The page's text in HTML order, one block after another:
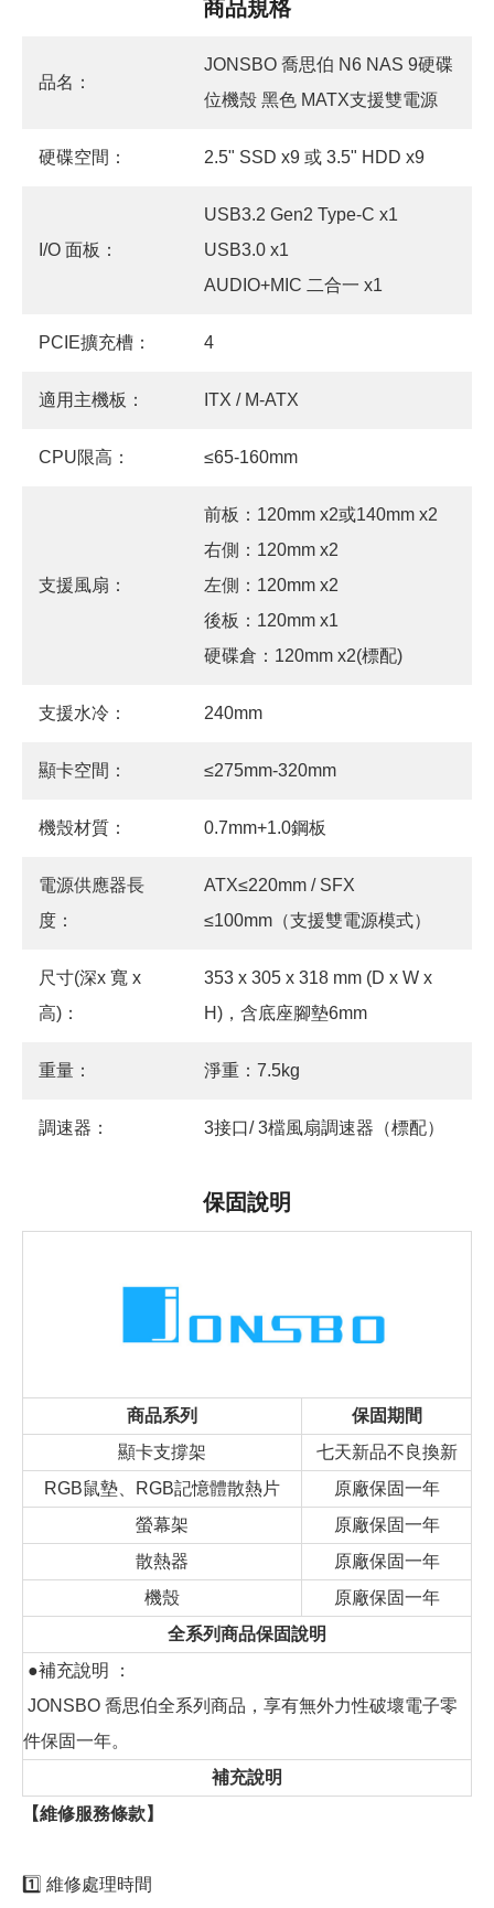
商品規格
品名：
JONSBO 喬思伯 N6 NAS 9硬碟
位機殼 黑色 MATX支援雙電源
硬碟空間： 2.5" SSD x9 或 3.5" HDD x9
I/O 面板：
USB3.2 Gen2 Type-C x1
USB3.0 x1
AUDIO+MIC 二合一 x1
PCIE擴充槽： 4
適用主機板： ITX / M-ATX
CPU限高： ≤65-160mm
支援風扇：
前板：120mm x2或140mm x2
右側：120mm x2
左側：120mm x2
後板：120mm x1
硬碟倉：120mm x2(標配)
支援水冷： 240mm
顯卡空間： ≤275mm-320mm
機殼材質： 0.7mm+1.0鋼板
電源供應器長
度：
ATX≤220mm / SFX
≤100mm（支援雙電源模式）
尺寸(深x 寬 x
高)：
353 x 305 x 318 mm (D x W x
H)，含底座腳墊6mm
重量： 淨重：7.5kg
調速器： 3接口/ 3檔風扇調速器（標配）
保固說明
商品系列
保固期間
顯卡支撐架
七天新品不良換新
RGB鼠墊、RGB記憶體散熱片
原廠保固一年
螢幕架
原廠保固一年
散熱器
原廠保固一年
機殼
原廠保固一年
全系列商品保固說明
●補充說明 ：
JONSBO 喬思伯全系列商品，享有無外力性破壞電子零
件保固一年。
補充說明
【維修服務條款】
1️⃣ 維修處理時間